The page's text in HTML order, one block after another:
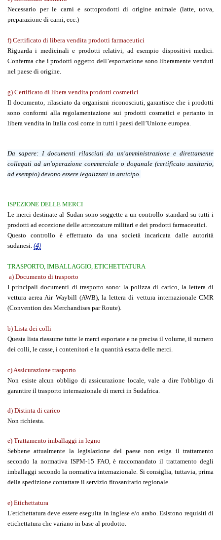
Necessario per le carni e sottoprodotti di origine animale (latte, uova,
preparazione di carni, ecc.)
f) Certificato di libera vendita prodotti farmaceutici
Riguarda i medicinali e prodotti relativi, ad esempio dispositivi medici.
Conferma che i prodotti oggetto dell’esportazione sono liberamente venduti
nel paese di origine.
g) Certificato di libera vendita prodotti cosmetici
Il documento, rilasciato da organismi riconosciuti, garantisce che i prodotti
sono conformi alla regolamentazione sui prodotti cosmetici e pertanto in
libera vendita in Italia così come in tutti i paesi dell’Unione europea.
Da sapere: I documenti rilasciati da un'amministrazione e direttamente
collegati ad un'operazione commerciale o doganale (certificato sanitario,
ad esempio) devono essere legalizzati in anticipo.
ISPEZIONE DELLE MERCI
Le merci destinate al Sudan sono soggette a un controllo standard su tutti i
prodotti ad eccezione delle attrezzature militari e dei prodotti farmaceutici.
Questo controllo è effettuato da una società incaricata dalle autorità
sudanesi. (4)
TRASPORTO, IMBALLAGGIO, ETICHETTATURA
a) Documento di trasporto
I principali documenti di trasporto sono: la polizza di carico, la lettera di
vettura aerea Air Waybill (AWB), la lettera di vettura internazionale CMR
(Convention des Merchandises par Route).
b) Lista dei colli
Questa lista riassume tutte le merci esportate e ne precisa il volume, il numero
dei colli, le casse, i contenitori e la quantità esatta delle merci.
c) Assicurazione trasporto
Non esiste alcun obbligo di assicurazione locale, vale a dire l'obbligo di
garantire il trasporto internazionale di merci in Sudafrica.
d) Distinta di carico
Non richiesta.
e) Trattamento imballaggi in legno
Sebbene attualmente la legislazione del paese non esiga il trattamento
secondo la normativa ISPM-15 FAO, è raccomandato il trattamento degli
imballaggi secondo la normativa internazionale. Si consiglia, tuttavia, prima
della spedizione contattare il servizio fitosanitario regionale.
e) Etichettatura
L'etichettatura deve essere eseguita in inglese e/o arabo. Esistono requisiti di
etichettatura che variano in base al prodotto.